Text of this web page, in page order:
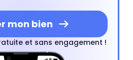
mon bien
et sans engagement !